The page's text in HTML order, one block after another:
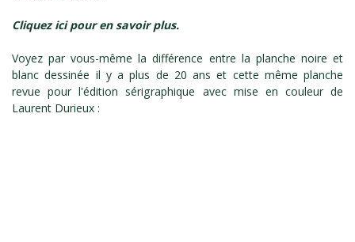
Cliquez ici pour en savoir plus.
Voyez par vous-même la différence entre la planche noire et
blanc dessinée il y a plus de 20 ans et cette même planche
revue pour l'édition sérigraphique avec mise en couleur de
Laurent Durieux :